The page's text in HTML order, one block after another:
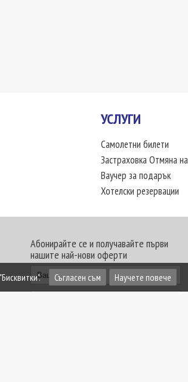
УСЛУГИ
Самолетни билети
Застраховка Отмяна
Ваучер за подарък
Хотелски резервации
Абонирайте се и получавайте първи
нашите най-нови оферти
Съгласен съм Научете повече